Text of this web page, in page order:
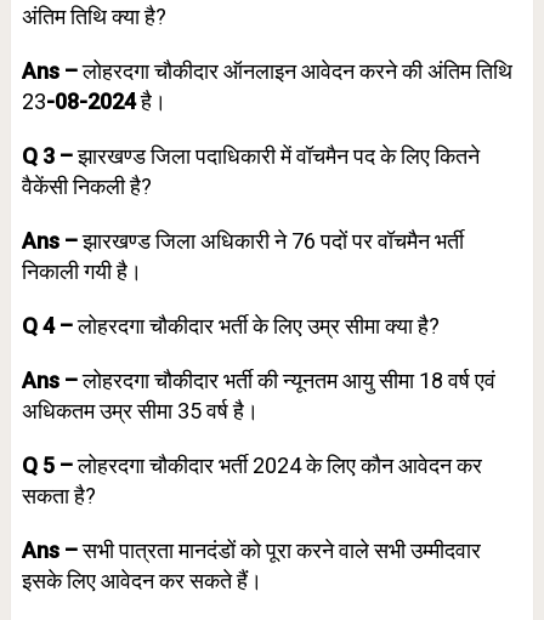
अंतिम तिथि क्या है?
Ans –लोहरदगा चौकीदार ऑनलाइन आवेदन करने की अंतिम तिथि
23-08-2024है।
Q 3 –झारखण्ड जिला पदाधिकारी में वॉचमैन पद के लिए कितने
वैकेंसी निकली है?
Ans –झारखण्ड जिला अधिकारी ने 76 पदों पर वॉचमैन भर्ती
निकाली गयी है।
Q 4 –लोहरदगा चौकीदार भर्ती के लिए उम्र सीमा क्या है?
Ans –लोहरदगा चौकीदार भर्ती की न्यूनतम आयु सीमा 18 वर्ष एवं
अधिकतम उम्र सीमा 35 वर्ष है।
Q 5 –लोहरदगा चौकीदार भर्ती 2024 के लिए कौन आवेदन कर
सकता है?
Ans –सभी पात्रता मानदंडों को पूरा करने वाले सभी उम्मीदवार
इसके लिए आवेदन कर सकते हैं।